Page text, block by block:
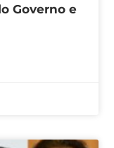
Governo e